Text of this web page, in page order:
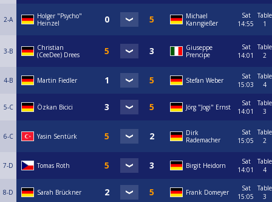
2-A
Holger "Psycho"
Heinzel
Michael
Kanngießer
Sat
14:55
Table
1
3-B
Christian
(CeeDee) Drees
Giuseppe
Prencipe
Sat
14:01
Table
2
4-B Martin Fiedler Stefan Weber
Sat
15:03
Table
4
5-C Özkan Bicici Jörg "Jogi" Ernst
Sat
14:01
Table
3
6-C Yasin Sentürk
Dirk
Rademacher
Sat
15:05
Table
2
7-D Tomas Roth Birgit Heidorn
Sat
14:01
Table
4
8-D Sarah Brückner Frank Domeyer
Sat
15:05
Table
3